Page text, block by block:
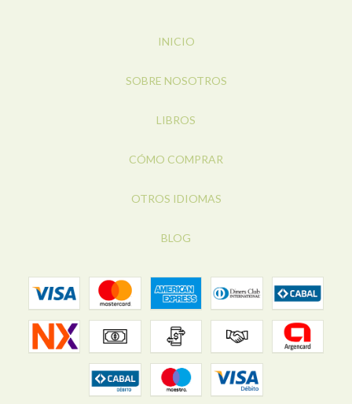
INICIO
SOBRE NOSOTROS
LIBROS
CÓMO COMPRAR
OTROS IDIOMAS
BLOG